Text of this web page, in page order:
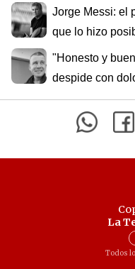
Jorge Messi: el
que lo hizo
"Honesto y
despide con
La
Todos